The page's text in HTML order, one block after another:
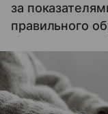
за
правильного